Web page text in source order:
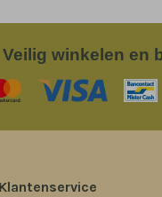
Veilig winkelen en
Klantenservice